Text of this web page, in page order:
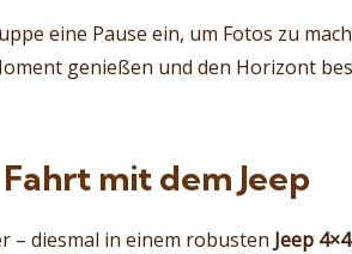
eine Pause ein, um Fotos zu
genießen und den Horizont
mit dem Jeep
– diesmal in einem robusten Jeep 4×4